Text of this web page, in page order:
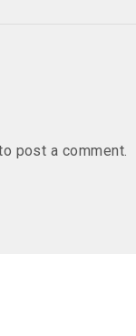
post a comment.